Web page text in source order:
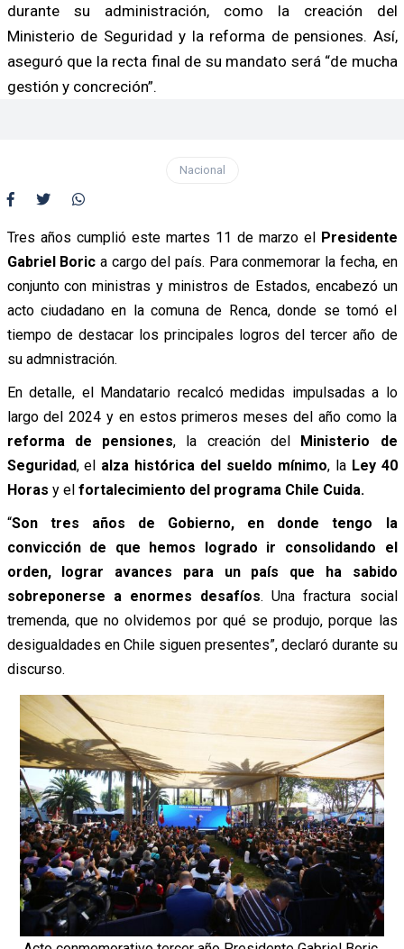
durante su administración, como la creación del
Ministerio de Seguridad y la reforma de pensiones. Así,
aseguró que la recta final de su mandato será “de mucha
gestión y concreción”.
Nacional
Tres años cumplió este martes 11 de marzo el Presidente
Gabriel Boric a cargo del país. Para conmemorar la fecha, en
conjunto con ministras y ministros de Estados, encabezó un
acto ciudadano en la comuna de Renca, donde se tomó el
tiempo de destacar los principales logros del tercer año de
su admnistración.
En detalle, el Mandatario recalcó medidas impulsadas a lo
largo del 2024 y en estos primeros meses del año como la
reforma de pensiones, la creación del Ministerio de
Seguridad, el alza histórica del sueldo mínimo, la Ley 40
Horas y el fortalecimiento del programa Chile Cuida.
“Son tres años de Gobierno, en donde tengo la
convicción de que hemos logrado ir consolidando el
orden, lograr avances para un país que ha sabido
sobreponerse a enormes desafíos. Una fractura social
tremenda, que no olvidemos por qué se produjo, porque las
desigualdades en Chile siguen presentes”, declaró durante su
discurso.